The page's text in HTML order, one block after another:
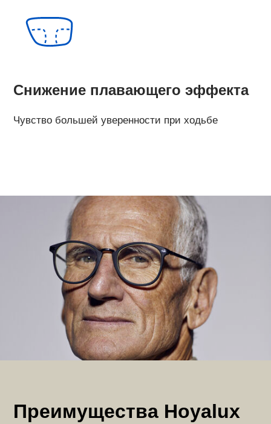
Снижение плавающего эффекта
Чувство большей уверенности при ходьбе
Преимущества Hoyalux